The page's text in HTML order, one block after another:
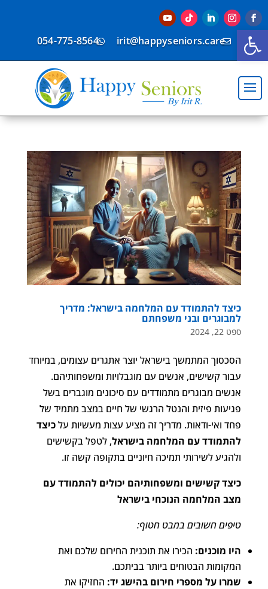
פתח סרגל נגישות

irit@happyseniors.care

054-775-8564
כיצד להתמודד עם המלחמה בישראל: מדריך
למבוגרים ובני משפחתם
ספט 22, 2024
הסכסוך המתמשך בישראל יוצר אתגרים עצומים, במיוחד
עבור קשישים, אנשים עם מוגבלויות ומשפחותיהם.
אנשים מבוגרים מתמודדים עם סיכונים מוגברים בשל
פגיעות פיזית והנטל הרגשי של חיים במצב מתמיד של
פחד ואי-ודאות. מדריך זה מציע עצות מעשיות עלכיצד
להתמודד עם המלחמה בישראל, לטפל בקשישים
ולהגיע לשירותי תמיכה חיוניים בתקופה קשה זו.
כיצד קשישים ומשפחותיהם יכולים להתמודד עם
מצב המלחמה הנוכחי בישראל
טיפים חשובים במבט חטוף:
היו מוכנים: הכירו את תוכנית החירום שלכם ואת
המקומות הבטוחים ביותר בביתכם.
שמרו על מספרי חירום בהישג יד: החזיקו את